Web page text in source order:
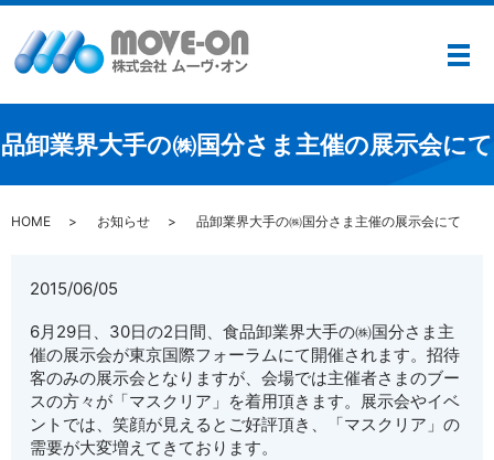
メ
品卸業界大手の㈱国分さま主催の展示会にて
HOME お知らせ 品卸業界大手の㈱国分さま主催の展示会にて
2015/06/05
6月29日、30日の2日間、食品卸業界大手の㈱国分さま主
催の展示会が東京国際フォーラムにて開催されます。招待
客のみの展示会となりますが、会場では主催者さまのブー
スの方々が「マスクリア」を着用頂きます。展示会やイベ
ントでは、笑顔が見えるとご好評頂き、「マスクリア」の
需要が大変増えてきております。